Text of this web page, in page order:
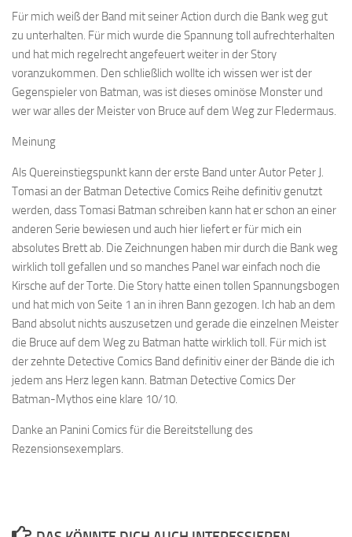
Für mich weiß der Band mit seiner Action durch die Bank weg gut
zu unterhalten. Für mich wurde die Spannung toll aufrechterhalten
und hat mich regelrecht angefeuert weiter in der Story
voranzukommen. Den schließlich wollte ich wissen wer ist der
Gegenspieler von Batman, was ist dieses ominöse Monster und
wer war alles der Meister von Bruce auf dem Weg zur Fledermaus.
Meinung
Als Quereinstiegspunkt kann der erste Band unter Autor Peter J.
Tomasi an der Batman Detective Comics Reihe definitiv genutzt
werden, dass Tomasi Batman schreiben kann hat er schon an einer
anderen Serie bewiesen und auch hier liefert er für mich ein
absolutes Brett ab. Die Zeichnungen haben mir durch die Bank weg
wirklich toll gefallen und so manches Panel war einfach noch die
Kirsche auf der Torte. Die Story hatte einen tollen Spannungsbogen
und hat mich von Seite 1 an in ihren Bann gezogen. Ich hab an dem
Band absolut nichts auszusetzen und gerade die einzelnen Meister
die Bruce auf dem Weg zu Batman hatte wirklich toll. Für mich ist
der zehnte Detective Comics Band definitiv einer der Bände die ich
jedem ans Herz legen kann. Batman Detective Comics Der
Batman-Mythos eine klare 10/10.
Danke an Panini Comics für die Bereitstellung des
Rezensionsexemplars.